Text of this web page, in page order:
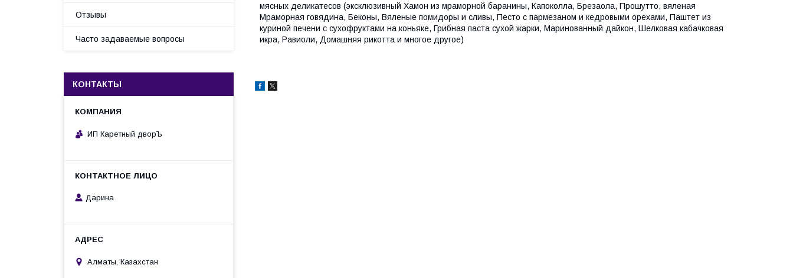
мясных деликатесов (эксклюзивный Хамон из мраморной баранины, Капоколла, Брезаола, Прошутто, вяленая
Мраморная говядина, Беконы, Вяленые помидоры и сливы, Песто с пармезаном и кедровыми орехами, Паштет из
куриной печени с сухофруктами на коньяке, Грибная паста сухой жарки, Маринованный дайкон, Шелковая кабачковая
икра, Равиоли, Домашняя рикотта и многое другое)
Отзывы
Часто задаваемые вопросы
КОНТАКТЫ
ИП Каретный дворЪ
Дарина
Алматы, Казахстан